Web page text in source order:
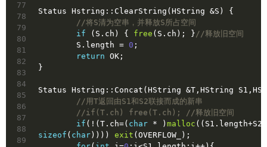
77
78
79
80
81
82
83
84
85
86
87
88
89
Status Hstring::ClearString(HString &S) {
//将S清为空串，并释放S所占空间
if (S.ch) { free (S.ch); } //释放旧空间
	S.length =
0 ;
return OK;
}
Status Hstring::Concat(HString &T,HString
//用T返回由S1和S2联接而成的新串
//if(T.ch) free(T.ch); //释放旧空间
if (!(T.ch=( char * ) malloc
sizeof ( char)))) exit (OVERFLOW_);